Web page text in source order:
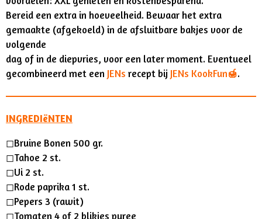
Bereid een extra in hoeveelheid. Bewaar het extra
gemaakte (afgekoeld) in de afsluitbare bakjes voor de
volgende
dag of in de diepvries, voor een later moment. Eventueel
gecombineerd met een JENs recept bij JENs KookFun🍯.
INGREDIëNTEN
◻︎Bruine Bonen 500 gr.
◻︎Tahoe 2 st.
◻︎Ui 2 st.
◻︎Rode paprika 1 st.
◻︎Pepers 3 (rawit)
◻︎Tomaten 4 of 2 blikjes puree